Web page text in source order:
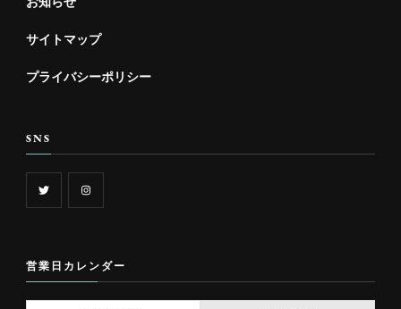
サイトマップ
プライバシーポリシー
SNS
営業日カレンダー